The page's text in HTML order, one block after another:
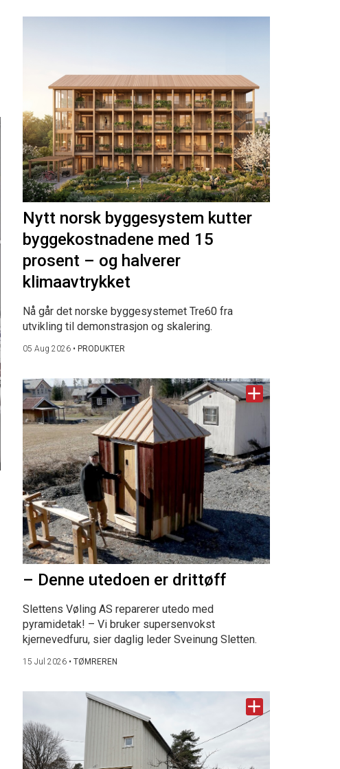
Nytt norsk byggesystem kutter
byggekostnadene med 15
prosent – og halverer
klimaavtrykket
Nå går det norske byggesystemet Tre60 fra
utvikling til demonstrasjon og skalering.
05 Aug 2026 • PRODUKTER
– Denne utedoen er drittøff
Slettens Vøling AS reparerer utedo med
pyramidetak! – Vi bruker supersenvokst
kjernevedfuru, sier daglig leder Sveinung Sletten.
15 Jul 2026 • TØMREREN